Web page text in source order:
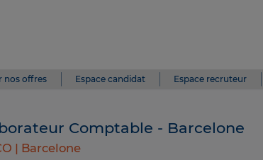
nos offres Espace candidat Espace recruteur
Comptable - Barcelone
| Barcelone